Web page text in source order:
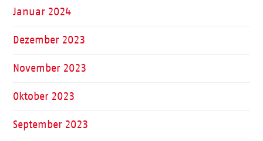
Januar 2024
Dezember 2023
November 2023
Oktober 2023
September 2023